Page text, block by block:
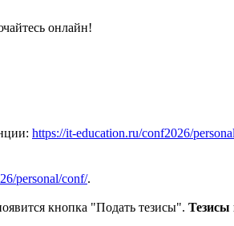
онлайн!
https://it-education.ru/conf2026/
personal/conf/.
кнопка "Подать тезисы".